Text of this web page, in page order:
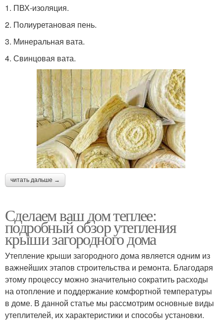
1. ПВХ-изоляция.
2. Полиуретановая пень.
3. Минеральная вата.
4. Свинцовая вата.
читать дальше →
Сделаем ваш дом теплее:
подробный обзор утепления
крыши загородного дома
Утепление крыши загородного дома является одним из
важнейших этапов строительства и ремонта. Благодаря
этому процессу можно значительно сократить расходы
на отопление и поддержание комфортной температуры
в доме. В данной статье мы рассмотрим основные виды
утеплителей, их характеристики и способы установки.